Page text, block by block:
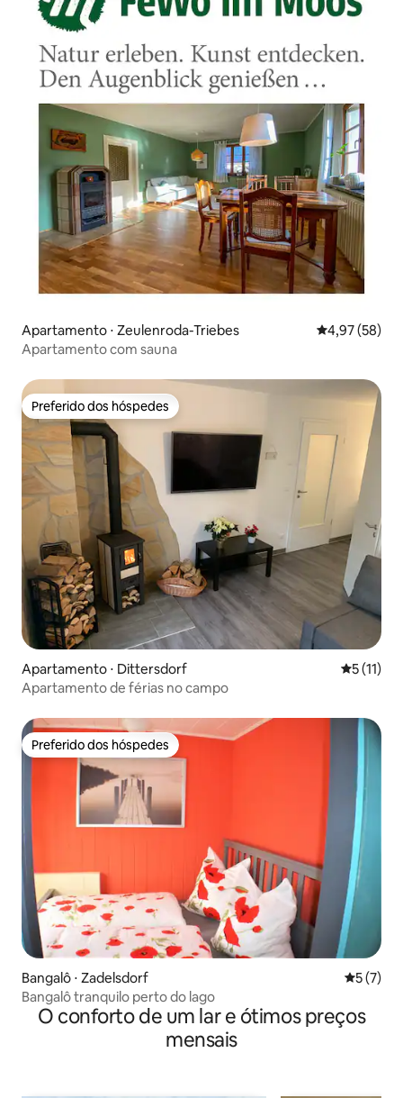
Apartamento ⋅ Zeulenroda-Triebes 4,97 de uma
4,97 (58)
Apartamento com sauna
Preferido dos hóspedes
Preferido dos hóspedes
Apartamento ⋅ Dittersdorf 5 de uma
5 (11)
Apartamento de férias no campo
Preferido dos hóspedes
Preferido dos hóspedes
Bangalô ⋅ Zadelsdorf 5 de
5 (7)
Bangalô tranquilo perto do lago
O conforto de um lar e ótimos preços
mensais